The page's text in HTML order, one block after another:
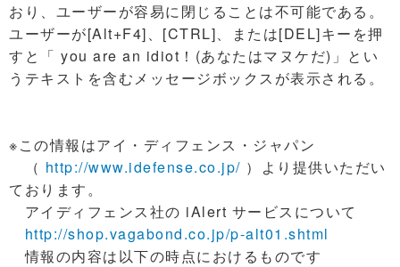
おり、ユーザーが容易に閉じることは不可能である。
ユーザーが[Alt+F4]、[CTRL]、または[DEL]キーを押
すと「 you are an idiot！(あなたはマヌケだ)」とい
うテキストを含むメッセージボックスが表示される。
※この情報はアイ・ディフェンス・ジャパン
（ http://www.idefense.co.jp/ ）より提供いただい
ております。
アイディフェンス社の iAlert サービスについて
http://shop.vagabond.co.jp/p-alt01.shtml
情報の内容は以下の時点におけるものです